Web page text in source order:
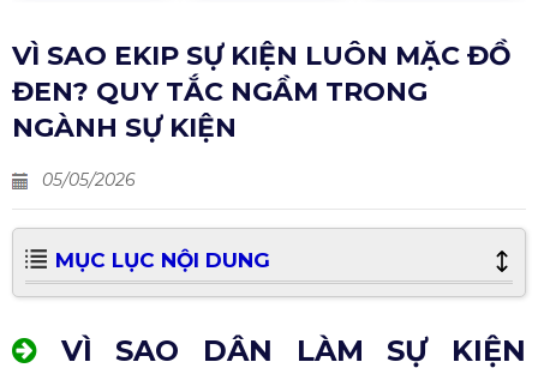
VÌ SAO EKIP SỰ KIỆN LUÔN MẶC ĐỒ
ĐEN? QUY TẮC NGẦM TRONG
NGÀNH SỰ KIỆN
05/05/2026
MỤC LỤC NỘI DUNG
VÌ SAO DÂN LÀM SỰ KIỆN